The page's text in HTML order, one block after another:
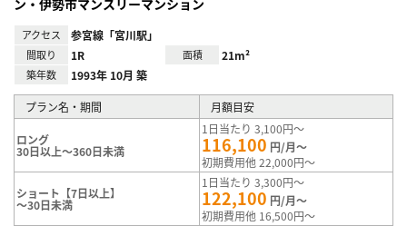
アクセス 参宮線「宮川駅」
間取り 1R 面積 21m²
築年数 1993年 10月 築
プラン名・期間 月額目安
ロング
30日以上～360日未満
1日当たり 3,100円～
116,100 円/月～
初期費用他 22,000円～
ショート【7日以上】
～30日未満
1日当たり 3,300円～
122,100 円/月～
初期費用他 16,500円～